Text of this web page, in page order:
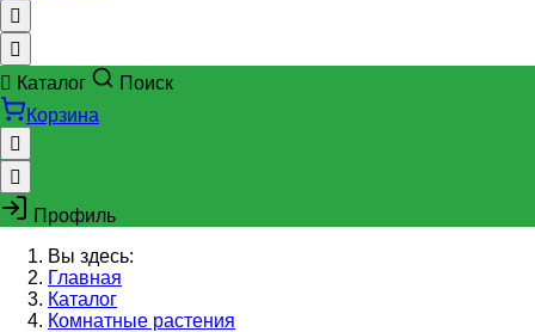
Каталог
Поиск
Корзина
Профиль
Вы здесь:
Главная
Каталог
Комнатные растения